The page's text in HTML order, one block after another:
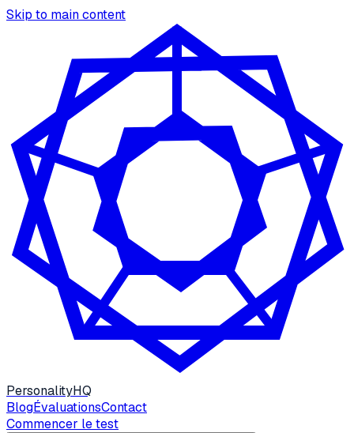
Skip to main content
PersonalityHQ
BlogÉvaluationsContact
Commencer le test